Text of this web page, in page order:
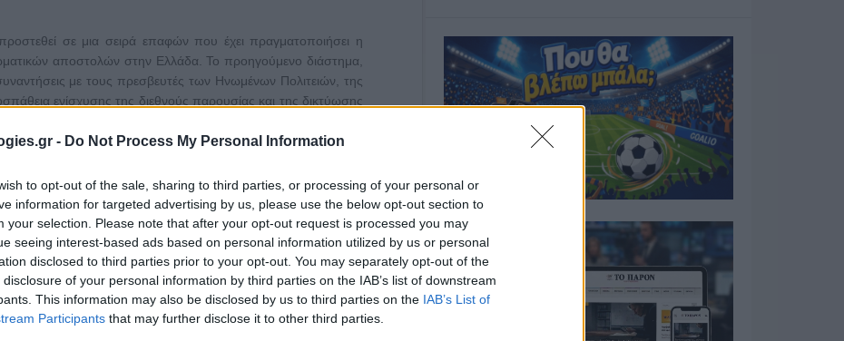
- Do Not Process My Personal Information
to opt-out of the sale, sharing to third parties, or processing of your personal or
information for targeted advertising by us, please use the below opt-out section to
your selection. Please note that after your opt-out request is processed you may
seeing interest-based ads based on personal information utilized by us or personal
disclosed to third parties prior to your opt-out. You may separately opt-out of the
of your personal information by third parties on the IAB’s list of downstream
This information may also be disclosed by us to third parties on the IAB’s List of
Participants that may further disclose it to other third parties.
σε μια σειρά επαφών που έχει πραγματοποιήσει η
αποστολών στην Ελλάδα. Το προηγούμενο διάστημα,
με τους πρεσβευτές των Ηνωμένων Πολιτειών, της
ενίσχυσης της διεθνούς παρουσίας και της δικτύωσης
του
Ρεκόρ τηλεθέασης σε Eurovision και